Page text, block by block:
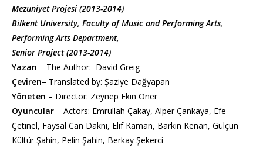
Mezuniyet Projesi (2013-2014)
Bilkent University, Faculty of Music and Performing Arts,
Performing Arts Department,
Senior Project (2013-2014)
Yazan – The Author: David Greıg
Çeviren– Translated by: Şaziye Dağyapan
Yöneten – Director: Zeynep Ekin Öner
Oyuncular – Actors: Emrullah Çakay, Alper Çankaya, Efe
Çetinel, Faysal Can Dakni, Elif Kaman, Barkın Kenan, Gülçün
Kültür Şahin, Pelin Şahin, Berkay Şekerci